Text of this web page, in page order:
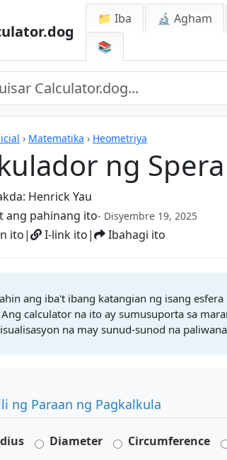
📁 Iba 🔬 Agham
📚
› Matematika › Heometriya
ng Spera
Henrick Yau
ang pahinang ito- Disyembre 19, 2025
ito| I-link ito| Ibahagi ito
Kalkulador
ang iba't ibang katangian ng isang
calculator na ito ay sumusuporta sa
na may sunud-sunod na
ng Paraan ng Pagkalkula
Diameter Circumference